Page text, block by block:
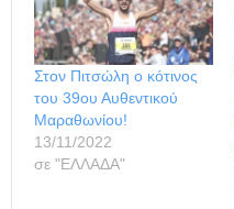
Στον Πιτσώλη ο κότινος
του 39ου Αυθεντικού
Μαραθωνίου!
13/11/2022
σε "ΕΛΛΑΔΑ"